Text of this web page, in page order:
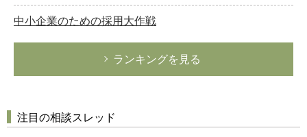
中小企業のための採用大作戦
ランキングを見る
注目の相談スレッド